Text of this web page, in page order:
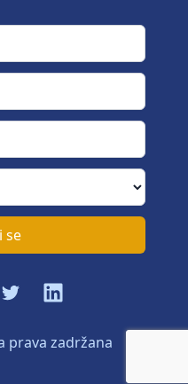
se
TwitterLinkedIn
prava zadržana